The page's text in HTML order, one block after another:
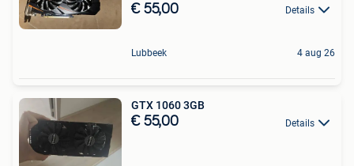
€ 55,00 Details
Lubbeek 4 aug 26
GTX 1060 3GB
€ 55,00 Details